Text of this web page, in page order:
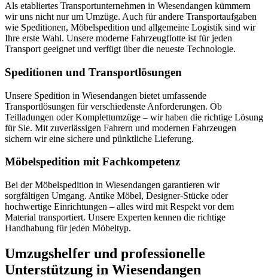
Als etabliertes Transportunternehmen in Wiesendangen kümmern
wir uns nicht nur um Umzüge. Auch für andere Transportaufgaben
wie Speditionen, Möbelspedition und allgemeine Logistik sind wir
Ihre erste Wahl. Unsere moderne Fahrzeugflotte ist für jeden
Transport geeignet und verfügt über die neueste Technologie.
Speditionen und Transportlösungen
Unsere Spedition in Wiesendangen bietet umfassende
Transportlösungen für verschiedenste Anforderungen. Ob
Teilladungen oder Komplettumzüge – wir haben die richtige Lösung
für Sie. Mit zuverlässigen Fahrern und modernen Fahrzeugen
sichern wir eine sichere und pünktliche Lieferung.
Möbelspedition mit Fachkompetenz
Bei der Möbelspedition in Wiesendangen garantieren wir
sorgfältigen Umgang. Antike Möbel, Designer-Stücke oder
hochwertige Einrichtungen – alles wird mit Respekt vor dem
Material transportiert. Unsere Experten kennen die richtige
Handhabung für jeden Möbeltyp.
Umzugshelfer und professionelle
Unterstützung in Wiesendangen